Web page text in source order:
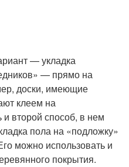
— укладка
— прямо на
доски, имеющие
клеем на
и второй способ, в нем
пола на «подложку»
можно использовать и
покрытия.